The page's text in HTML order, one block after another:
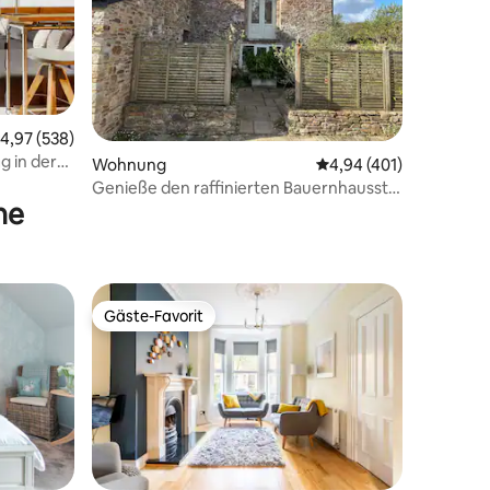
unseres
Bewertungen Bewertung: 4,97 von 5, 538 Bewertungen
4,97 (538)
in der
Wohnung Durchschnittliche
4,94 (401)
Genieße den raffinierten Bauernhausstil
Gäste-Favorit
Gäste-Favorit